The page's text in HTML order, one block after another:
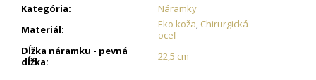
Kategória:
Náramky
Materiál: Eko koža Chirurgická
oceľ
Dĺžka náramku - pevná
dĺžka: 22,5 cm
PRODUKTE
MÔŽETE
ZVOLIŤ
DĹŽKU
RETIAZKY